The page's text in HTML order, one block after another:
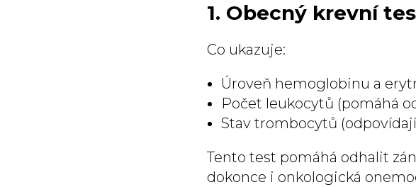
1. Obecný krevní
Co ukazuje:
Úroveň hemoglobinu a
Počet leukocytů (pomáhá
Stav trombocytů
Tento test pomáhá odhalit
dokonce i onkologická